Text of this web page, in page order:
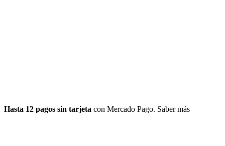
Hasta 12 pagos sin tarjeta con Mercado Pago. Saber más